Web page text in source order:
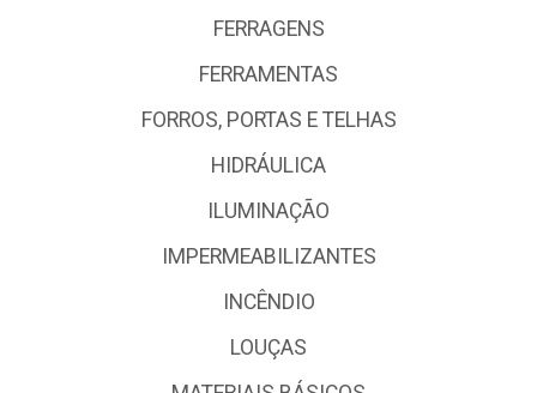
FERRAGENS
FERRAMENTAS
FORROS, PORTAS E TELHAS
HIDRÁULICA
ILUMINAÇÃO
IMPERMEABILIZANTES
INCÊNDIO
LOUÇAS